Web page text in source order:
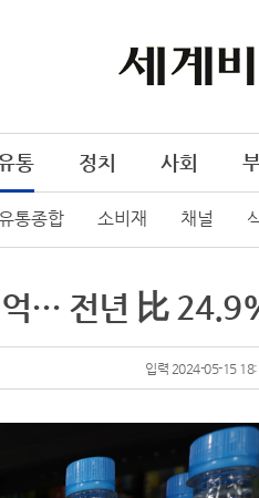
통
통종합 소비재 채널
정치 사회
억… 전년 比
입력 2024-05-15